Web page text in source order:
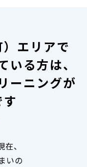
エリアで
いる方は、
ーニングが
、
いの